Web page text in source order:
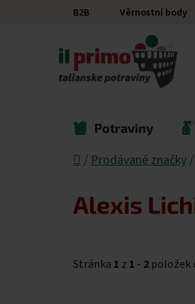
B2B Věrnostní body
Potraviny
Domů
/ Prodávané značky /
Alexis
Stránka 1 z 1 - 2 položek